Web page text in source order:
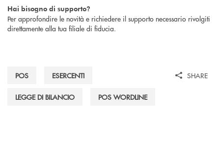
Hai bisogno di supporto?
Per approfondire le novità e richiedere il supporto necessario rivolgiti
direttamente alla tua filiale di fiducia.
POS ESERCENTI
LEGGE DI BILANCIO POS WORDLINE
SHARE